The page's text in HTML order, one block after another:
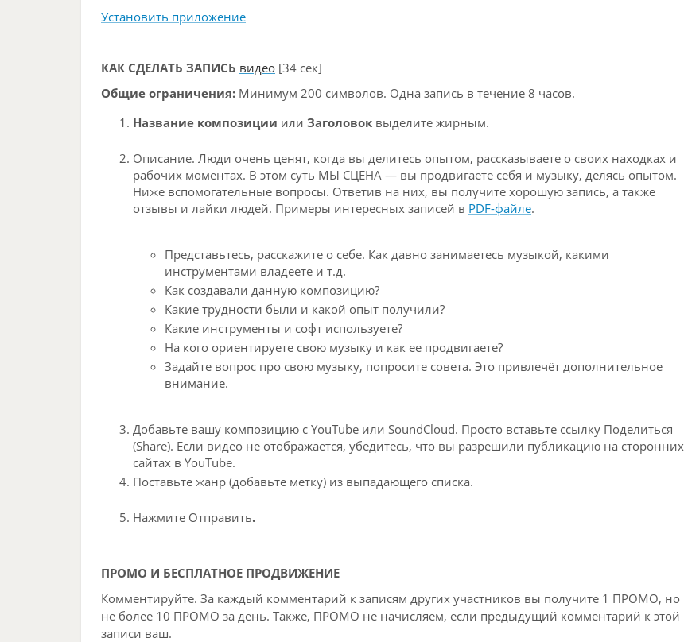
Установить приложение
КАК СДЕЛАТЬ ЗАПИСЬ видео [34 сек]
Общие ограничения: Минимум 200 символов. Одна запись в течение 8 часов.
Название композиции или Заголовок выделите жирным.
Описание. Люди очень ценят, когда вы делитесь опытом, рассказываете о своих находках и
рабочих моментах. В этом суть МЫ СЦЕНА — вы продвигаете себя и музыку, делясь опытом.
Ниже вспомогательные вопросы. Ответив на них, вы получите хорошую запись, а также
отзывы и лайки людей. Примеры интересных записей в PDF-файле.
Представьтесь, расскажите о себе. Как давно занимаетесь музыкой, какими
инструментами владеете и т.д.
Как создавали данную композицию?
Какие трудности были и какой опыт получили?
Какие инструменты и софт используете?
На кого ориентируете свою музыку и как ее продвигаете?
Задайте вопрос про свою музыку, попросите совета. Это привлечёт дополнительное
внимание.
Добавьте вашу композицию с YouTube или SoundCloud. Просто вставьте ссылку Поделиться
(Share). Если видео не отображается, убедитесь, что вы разрешили публикацию на сторонних
сайтах в YouTube.
Поставьте жанр (добавьте метку) из выпадающего списка.
Нажмите Отправить.
ПРОМО И БЕСПЛАТНОЕ ПРОДВИЖЕНИЕ
Комментируйте. За каждый комментарий к записям других участников вы получите 1 ПРОМО, но
не более 10 ПРОМО за день. Также, ПРОМО не начисляем, если предыдущий комментарий к этой
записи ваш.